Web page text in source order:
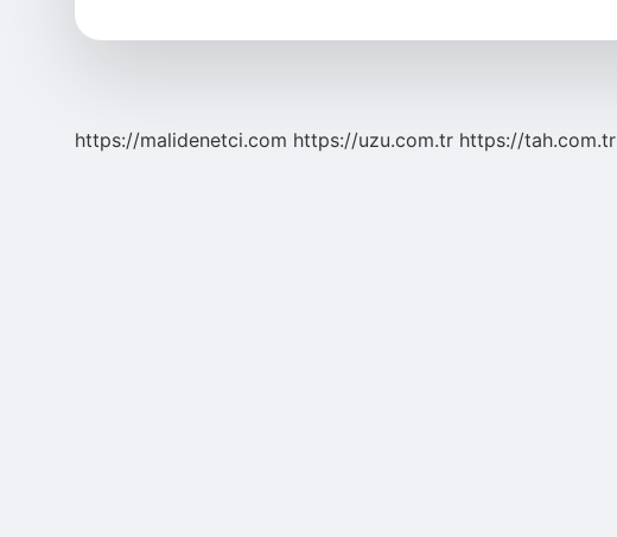
https://malidenetci.com https://uzu.com.tr https://tah.com.tr